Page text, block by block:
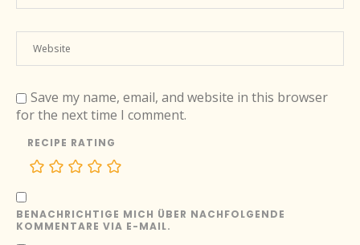
Save my name, email, and website in this browser
for the next time I comment.
RECIPE RATING
BENACHRICHTIGE MICH ÜBER NACHFOLGENDE
KOMMENTARE VIA E-MAIL.